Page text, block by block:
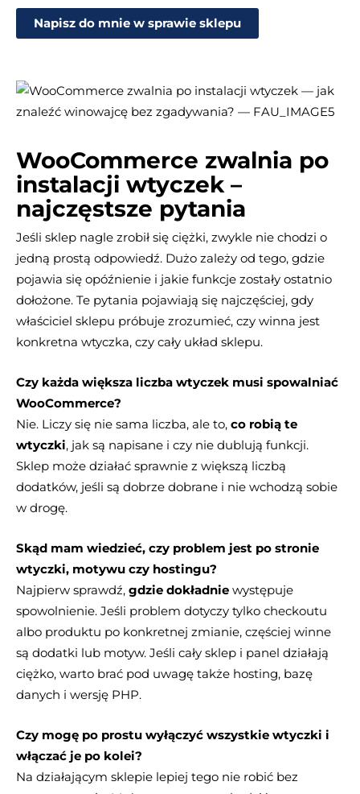
Napisz do mnie w sprawie sklepu
WooCommerce zwalnia po
instalacji wtyczek –
najczęstsze pytania
Jeśli sklep nagle zrobił się ciężki, zwykle nie chodzi o
jedną prostą odpowiedź. Dużo zależy od tego, gdzie
pojawia się opóźnienie i jakie funkcje zostały ostatnio
dołożone. Te pytania pojawiają się najczęściej, gdy
właściciel sklepu próbuje zrozumieć, czy winna jest
konkretna wtyczka, czy cały układ sklepu.
Czy każda większa liczba wtyczek musi spowalniać
WooCommerce?
Nie. Liczy się nie sama liczba, ale to, co robią te
wtyczki, jak są napisane i czy nie dublują funkcji.
Sklep może działać sprawnie z większą liczbą
dodatków, jeśli są dobrze dobrane i nie wchodzą sobie
w drogę.
Skąd mam wiedzieć, czy problem jest po stronie
wtyczki, motywu czy hostingu?
Najpierw sprawdź, gdzie dokładnie występuje
spowolnienie. Jeśli problem dotyczy tylko checkoutu
albo produktu po konkretnej zmianie, częściej winne
są dodatki lub motyw. Jeśli cały sklep i panel działają
ciężko, warto brać pod uwagę także hosting, bazę
danych i wersję PHP.
Czy mogę po prostu wyłączyć wszystkie wtyczki i
włączać je po kolei?
Na działającym sklepie lepiej tego nie robić bez